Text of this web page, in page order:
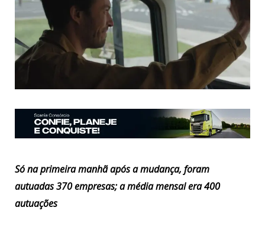
Só na primeira manhã após a mudança, foram
autuadas 370 empresas; a média mensal era 400
autuações